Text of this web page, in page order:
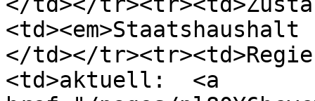
</td></
<td>aktuell:  <a